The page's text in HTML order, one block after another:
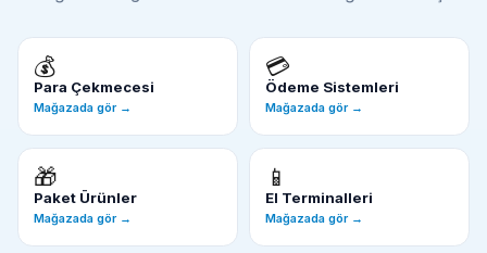
💰
Para Çekmecesi
Mağazada gör →
💳
Ödeme Sistemleri
Mağazada gör →
🎁
Paket Ürünler
Mağazada gör →
📱
El Terminalleri
Mağazada gör →